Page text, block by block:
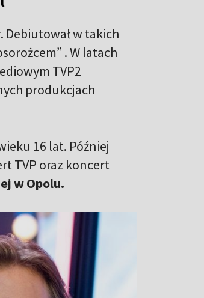
Debiutował w takich
. W latach
TVP2
produkcjach
16 lat. Później
TVP oraz koncert
w Opolu.